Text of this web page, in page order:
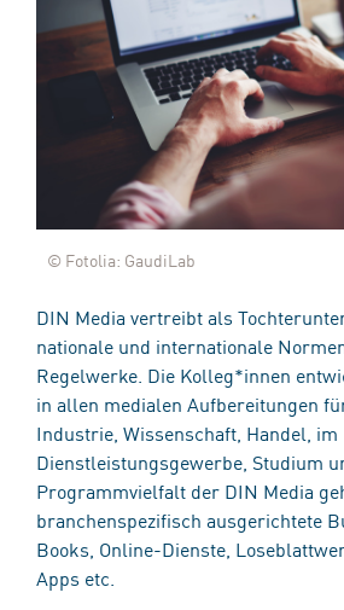
© Fotolia: GaudiLab
DIN Media vertreibt als
nationale und internationale
Regelwerke. Die Kolleg*innen
in allen medialen Aufbereitungen
Industrie, Wissenschaft, Handel, im
Dienstleistungsgewerbe, Studium
Programmvielfalt der DIN Media
branchenspezifisch ausgerichtete
Books, Online-Dienste,
Apps etc.